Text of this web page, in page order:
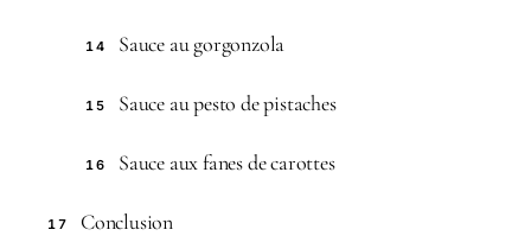
14 Sauce au gorgonzola
15 Sauce au pesto de pistaches
16 Sauce aux fanes de carottes
17 Conclusion